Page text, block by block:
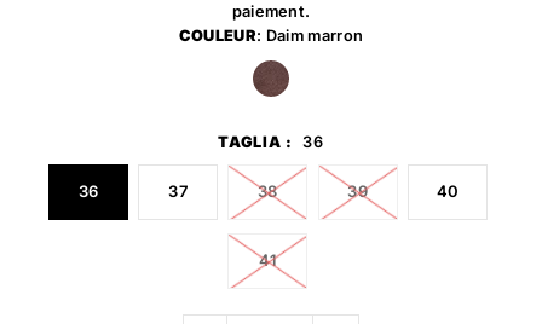
paiement.
COULEUR: Daim marron
TAGLIA : 36
36 37 38 39 40
41